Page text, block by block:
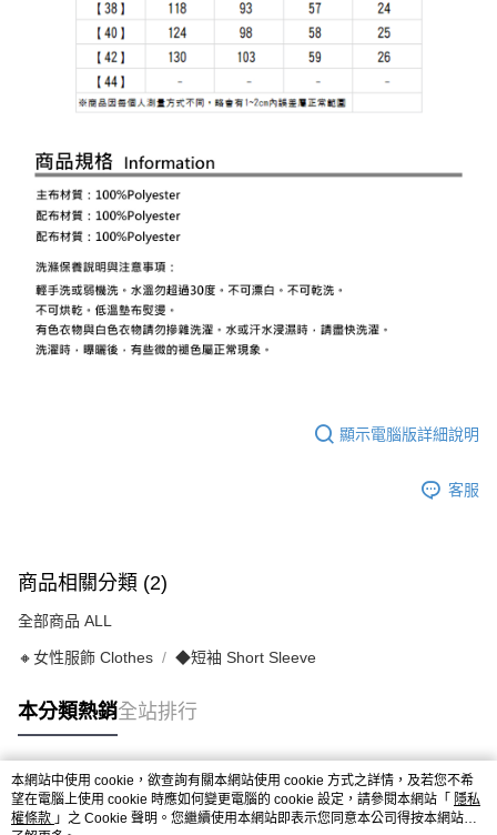
顯示電腦版詳細說明
客服
商品相關分類 (2)
全部商品 ALL
🔸女性服飾 Clothes ◆短袖 Short Sleeve
本分類熱銷全站排行
熱門標籤
本網站中使用 cookie，欲查詢有關本網站使用 cookie 方式之詳情，及若您不希
望在電腦上使用 cookie 時應如何變更電腦的 cookie 設定，請參閱本網站「 隱私
權條款 」之 Cookie 聲明。您繼續使用本網站即表示您同意本公司得按本網站使